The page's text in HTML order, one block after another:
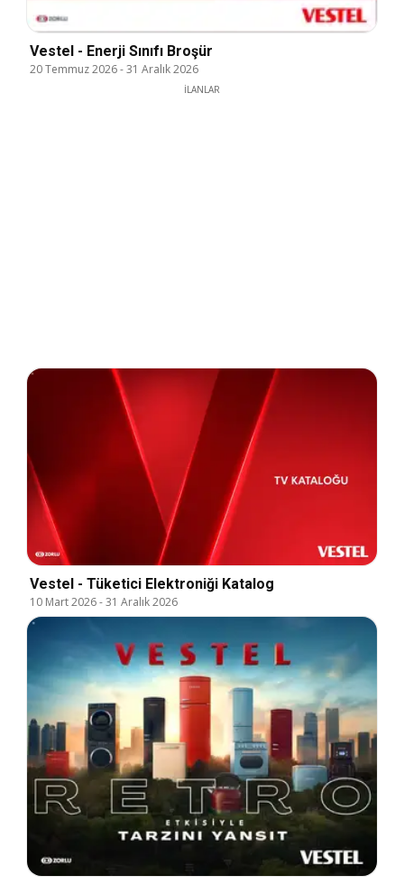
Vestel - Enerji Sınıfı Broşür
20 Temmuz 2026-31 Aralık 2026
İLANLAR
Vestel - Tüketici Elektroniği Katalog
10 Mart 2026-31 Aralık 2026